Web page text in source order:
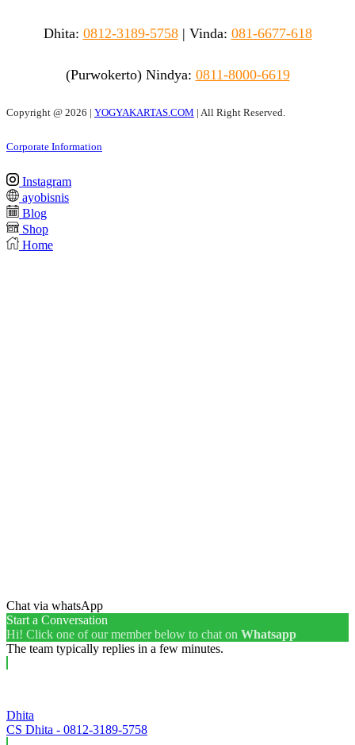
Dhita: 0812-3189-5758| Vinda: 081-6677-618
(Purwokerto) Nindya: 0811-8000-6619
Copyright @ 2026 | YOGYAKARTAS.COM | All Right Reserved.
Corporate Information
Instagram
ayobisnis
Blog
Shop
Home
Chat via whatsApp
Start a Conversation
Hi! Click one of our member below to chat on Whatsapp
The team typically replies in a few minutes.
Dhita
CS Dhita - 0812-3189-5758